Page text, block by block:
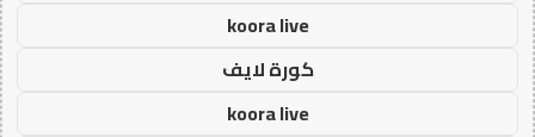
koora live
كورة لايف
koora live